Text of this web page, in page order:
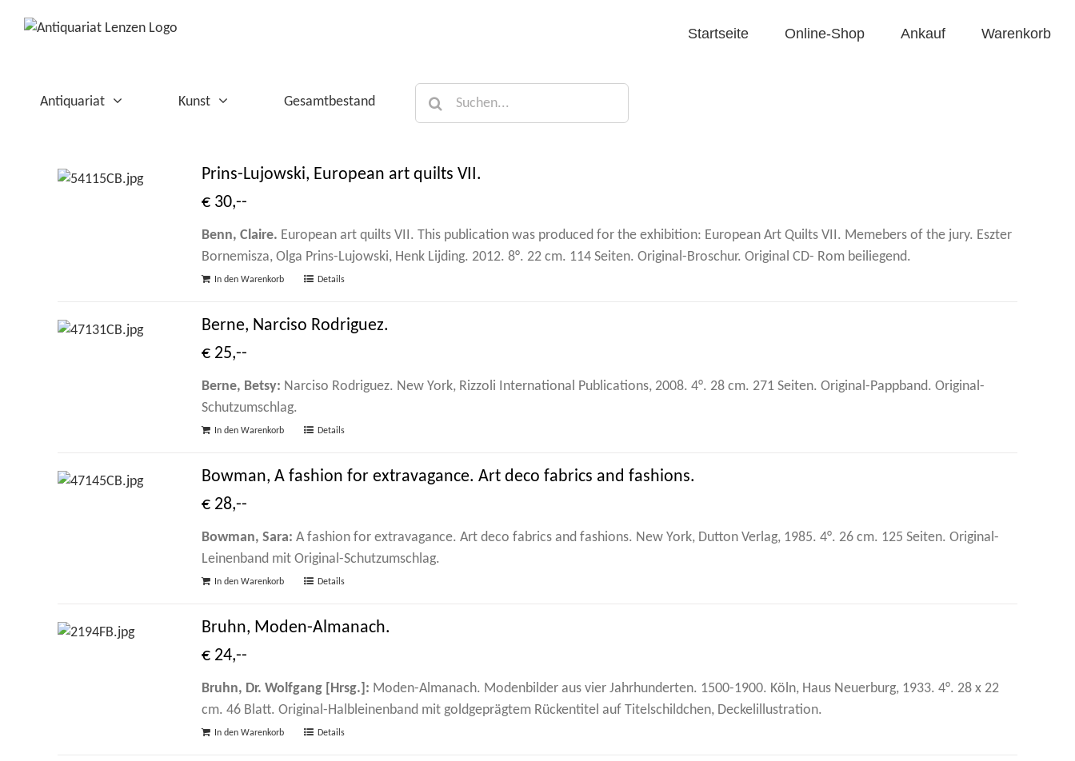
Inhalt
Startseite Online-Shop Ankauf Warenkorb
Antiquariat Kunst Gesamtbestand
Suche
nach:
Prins-Lujowski, European art quilts VII.
€ 30,--
Benn, Claire. European art quilts VII. This publication was produced for the exhibition: European Art Quilts VII. Memebers of the jury. Eszter
Bornemisza, Olga Prins-Lujowski, Henk Lijding. 2012. 8°. 22 cm. 114 Seiten. Original-Broschur. Original CD- Rom beiliegend.
In den Warenkorb Details
Berne, Narciso Rodriguez.
€ 25,--
Berne, Betsy: Narciso Rodriguez. New York, Rizzoli International Publications, 2008. 4°. 28 cm. 271 Seiten. Original-Pappband. Original-
Schutzumschlag.
In den Warenkorb Details
Bowman, A fashion for extravagance. Art deco fabrics and fashions.
€ 28,--
Bowman, Sara: A fashion for extravagance. Art deco fabrics and fashions. New York, Dutton Verlag, 1985. 4°. 26 cm. 125 Seiten. Original-
Leinenband mit Original-Schutzumschlag.
In den Warenkorb Details
Bruhn, Moden-Almanach.
€ 24,--
Bruhn, Dr. Wolfgang [Hrsg.]: Moden-Almanach. Modenbilder aus vier Jahrhunderten. 1500-1900. Köln, Haus Neuerburg, 1933. 4°. 28 x 22
cm. 46 Blatt. Original-Halbleinenband mit goldgeprägtem Rückentitel auf Titelschildchen, Deckelillustration.
In den Warenkorb Details